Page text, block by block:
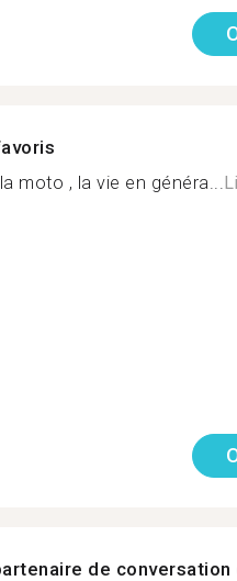
moto , la vie en généra...
de